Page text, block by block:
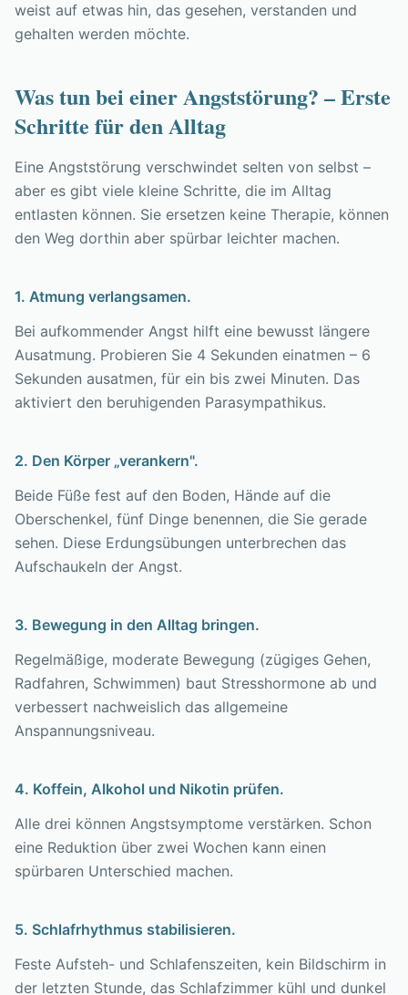
weist auf etwas hin, das gesehen, verstanden und
gehalten werden möchte.
Was tun bei einer Angststörung? – Erste
Schritte für den Alltag
Eine Angststörung verschwindet selten von selbst –
aber es gibt viele kleine Schritte, die im Alltag
entlasten können. Sie ersetzen keine Therapie, können
den Weg dorthin aber spürbar leichter machen.
1. Atmung verlangsamen.
Bei aufkommender Angst hilft eine bewusst längere
Ausatmung. Probieren Sie 4 Sekunden einatmen – 6
Sekunden ausatmen, für ein bis zwei Minuten. Das
aktiviert den beruhigenden Parasympathikus.
2. Den Körper „verankern".
Beide Füße fest auf den Boden, Hände auf die
Oberschenkel, fünf Dinge benennen, die Sie gerade
sehen. Diese Erdungsübungen unterbrechen das
Aufschaukeln der Angst.
3. Bewegung in den Alltag bringen.
Regelmäßige, moderate Bewegung (zügiges Gehen,
Radfahren, Schwimmen) baut Stresshormone ab und
verbessert nachweislich das allgemeine
Anspannungsniveau.
4. Koffein, Alkohol und Nikotin prüfen.
Alle drei können Angstsymptome verstärken. Schon
eine Reduktion über zwei Wochen kann einen
spürbaren Unterschied machen.
5. Schlafrhythmus stabilisieren.
Feste Aufsteh- und Schlafenszeiten, kein Bildschirm in
der letzten Stunde, das Schlafzimmer kühl und dunkel